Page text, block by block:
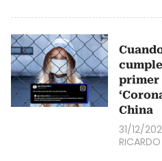
primer
China
31/12/